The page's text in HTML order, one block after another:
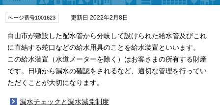
ページ番号1001623 更新日 2022年2月8日
白山市が敷設した配水管から分岐して設けられた給水管及びこれ
に直結する蛇口などの給水用具のことを給水装置といいます。
この給水装置（水道メーターを除く）はお客さまの所有する財産
です。日頃から漏水の確認をされるなど、適切な管理を行ってい
ただくことが大切になります。
漏水チェックと漏水減免制度